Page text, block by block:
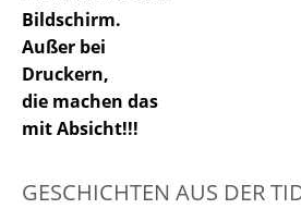
Bildschirm.
Außer bei
Druckern,
die machen das
mit Absicht!!!
GESCHICHTEN AUS DER